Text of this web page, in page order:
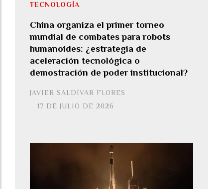
China organiza el primer torneo
mundial de combates para robots
humanoides: ¿estrategia de
aceleración tecnológica o
demostración de poder institucional?
JAVIER SALDÍVAR FLORES
TECNOLOGÍA
17 DE JULIO DE 2026